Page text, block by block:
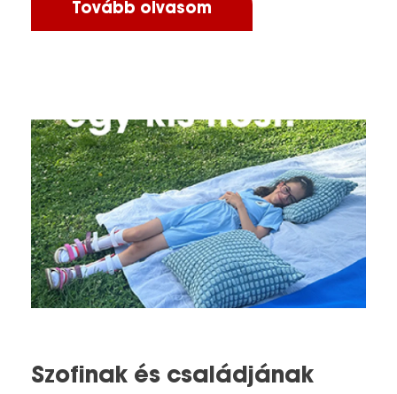
Tovább olvasom
Szofinak és családjának